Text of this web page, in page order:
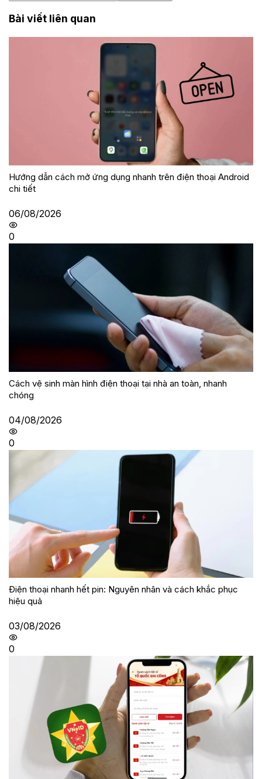
Bài viết liên quan
Hướng dẫn cách mở ứng dụng nhanh trên điện thoại Android
chi tiết
06/08/2026
0
Cách vệ sinh màn hình điện thoại tại nhà an toàn, nhanh
chóng
04/08/2026
0
Điện thoại nhanh hết pin: Nguyên nhân và cách khắc phục
hiệu quả
03/08/2026
0